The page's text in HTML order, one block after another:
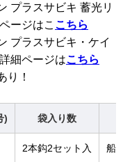
プラスサビキ 蓄光リ
ージはこ こちら
プラスサビキ・ケイ
細ページはこちら
り！
) 袋入り数
2本鈎2セット入 船